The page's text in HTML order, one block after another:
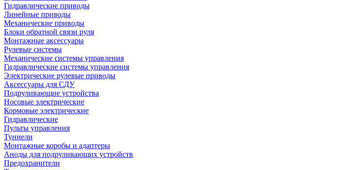
Гидравлические приводы
Линейные приводы
Механические приводы
Блоки обратной связи руля
Монтажные аксессуары
Рулевые системы
Механические системы управления
Гидравлические системы управления
Электрические рулевые приводы
Аксессуары для СДУ
Подруливающие устройства
Носовые электрические
Кормовые электрические
Гидравлические
Пульты управления
Туннели
Монтажные коробы и адаптеры
Аноды для подруливающих устройств
Предохранители